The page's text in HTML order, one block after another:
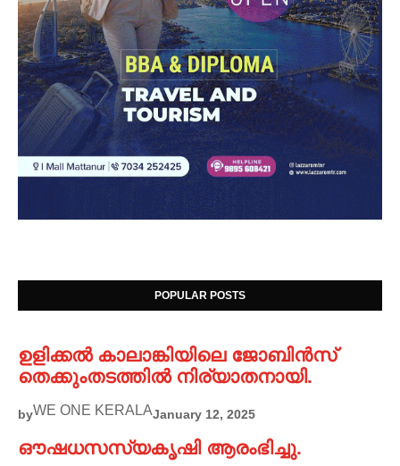
POPULAR POSTS
ഉളിക്കൽ കാലാങ്കിയിലെ ജോബിൻസ്
തെക്കുംതടത്തിൽ നിര്യാതനായി.
byWE ONE KERALAJanuary 12, 2025
ഔഷധസസ്യകൃഷി ആരംഭിച്ചു.